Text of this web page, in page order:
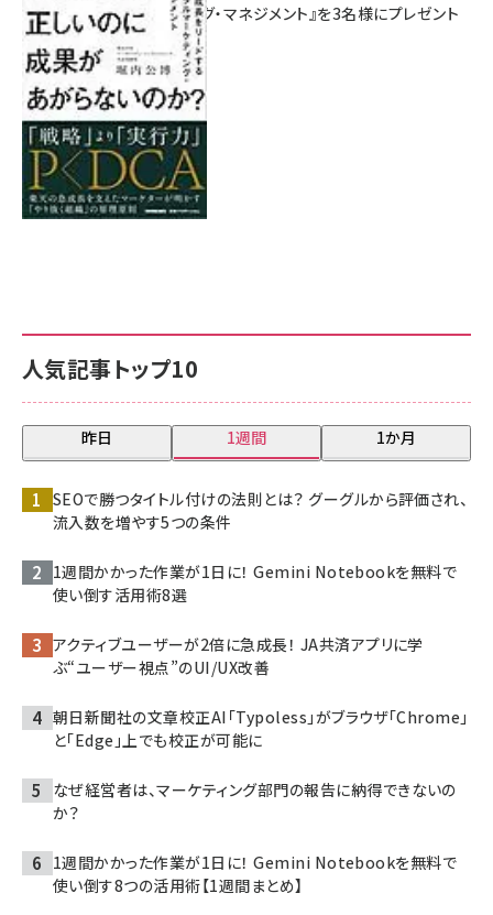
人気記事トップ10
昨日 1週間 1か月
SEOで勝つタイトル付けの法則とは？ グーグルから評価され、
流入数を増やす5つの条件
1週間かかった作業が1日に！ Gemini Notebookを無料で
使い倒す活用術8選
アクティブユーザーが2倍に急成長！ JA共済アプリに学
ぶ“ユーザー視点”のUI/UX改善
朝日新聞社の文章校正AI「Typoless」がブラウザ「Chrome」
と「Edge」上でも校正が可能に
なぜ経営者は、マーケティング部門の報告に納得できないの
か？
1週間かかった作業が1日に！ Gemini Notebookを無料で
使い倒す8つの活用術【1週間まとめ】
マーケティング・マネジメント』を3名様にプレゼント
8月7日 10:00